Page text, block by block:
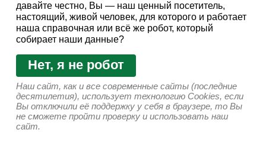
давайте честно, Вы — наш ценный посетитель,
настоящий, живой человек, для которого и работает
наша справочная или всё же робот, который
собирает наши данные?
Нет, я не робот
Наш сайт, как и все современные сайты (последние
десятилетия), использует технологию Cookies, если
Вы отключили её поддержку у себя в браузере, то Вы
не сможете пройти проверку и использовать наш
сайт.